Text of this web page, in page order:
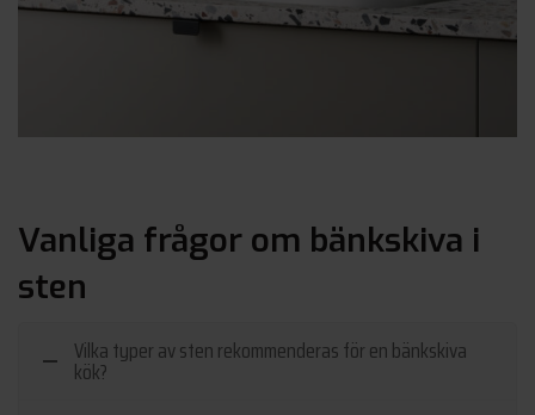
Vanliga frågor om bänkskiva i
sten
Vilka typer av sten rekommenderas för en bänkskiva
kök?